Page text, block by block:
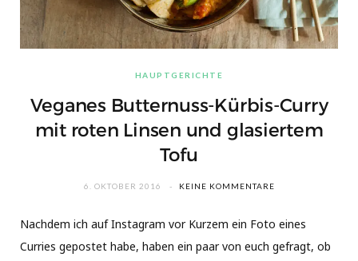
HAUPTGERICHTE
Veganes Butternuss-Kürbis-Curry
mit roten Linsen und glasiertem
Tofu
6. OKTOBER 2016 KEINE KOMMENTARE
Nachdem ich auf Instagram vor Kurzem ein Foto eines
Curries gepostet habe, haben ein paar von euch gefragt, ob